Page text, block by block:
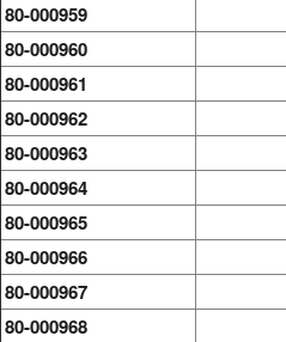
80-000959
80-000960
80-000961
80-000962
80-000963
80-000964
80-000965
80-000966
80-000967
80-000968